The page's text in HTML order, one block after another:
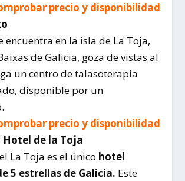
precio y disponibilidad
encuentra en la isla de La Toja,
de Galicia, goza de vistas al
un centro de talasoterapia
disponible por un
precio y disponibilidad
Hotel de la Toja
La Toja es el único hotel
5 estrellas de Galicia. Este